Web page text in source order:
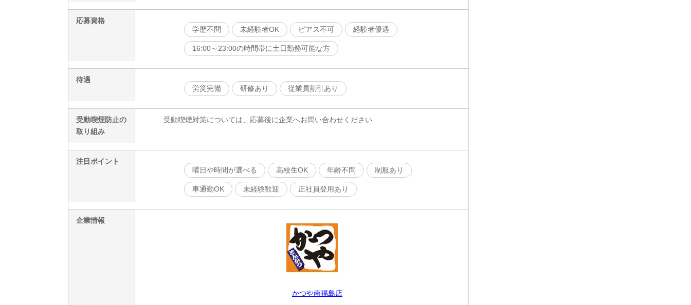
応募資格
学歴不問
未経験者OK ピアス不可 経験者優遇
16:00～23:00の時間帯に土日勤務可能な方
待遇
労災完備
研修あり 従業員割引あり
受動喫煙防止の
取り組み
受動喫煙対策については、応募後に企業へお問い合わせください
注目ポイント
曜日や時間が選べる
高校生OK 年齢不問 制服あり
車通勤OK 未経験歓迎 正社員登用あり
企業情報
かつや南福島店